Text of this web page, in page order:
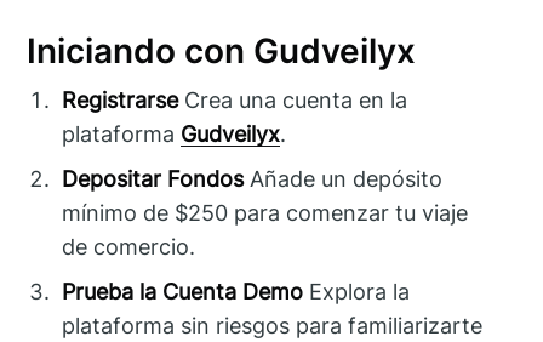
Iniciando con Gudveilyx
RegistrarseCrea una cuenta en la
plataforma Gudveilyx.
Depositar FondosAñade un depósito
mínimo de $250 para comenzar tu viaje
de comercio.
Prueba la Cuenta Demo Explora la
plataforma sin riesgos para familiarizarte